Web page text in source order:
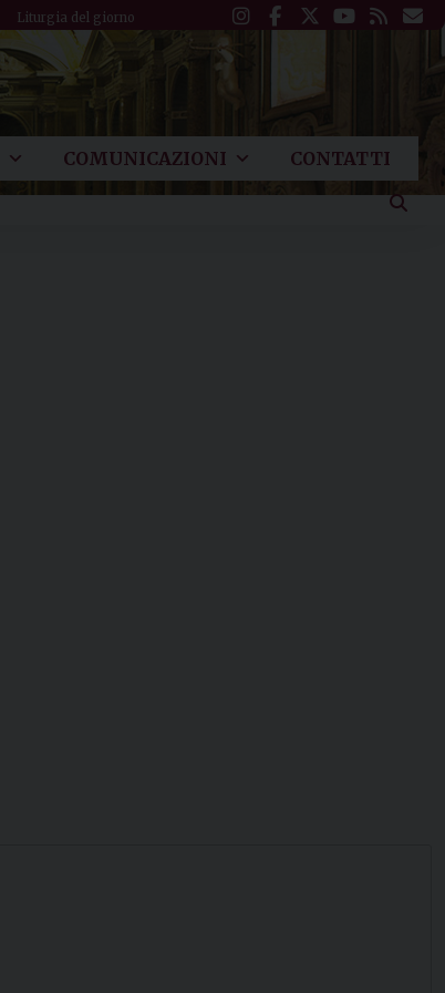
Liturgia del giorno
COMUNICAZIONI CONTATTI